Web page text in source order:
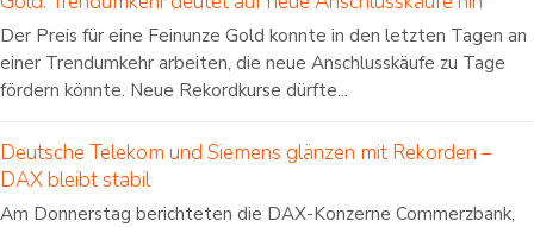
Der Preis für eine Feinunze Gold konnte in den letzten Tagen an
einer Trendumkehr arbeiten, die neue Anschlusskäufe zu Tage
fördern könnte. Neue Rekordkurse dürfte...
Deutsche Telekom und Siemens glänzen mit Rekorden –
DAX bleibt stabil
Am Donnerstag berichteten die DAX-Konzerne Commerzbank,